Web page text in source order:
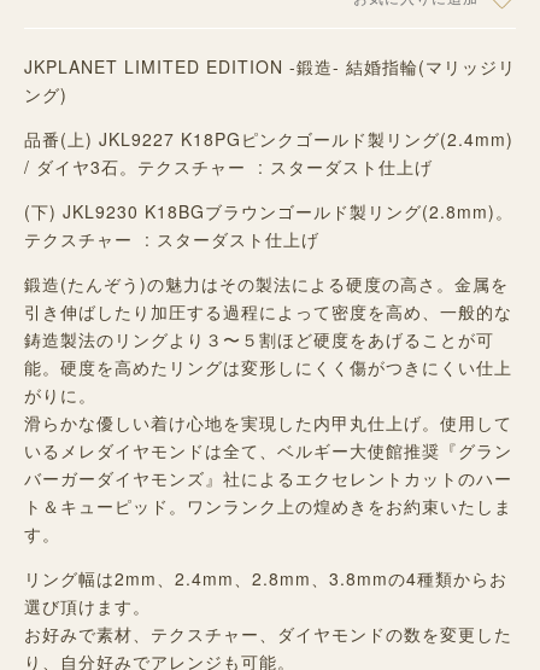
JKPLANET LIMITED EDITION -鍛造- 結婚指輪(マリッジリ
ング)
品番(上) JKL9227 K18PGピンクゴールド製リング(2.4mm)
/ ダイヤ3石。テクスチャー : スターダスト仕上げ
(下) JKL9230 K18BGブラウンゴールド製リング(2.8mm)。
テクスチャー : スターダスト仕上げ
鍛造(たんぞう)の魅力はその製法による硬度の高さ。金属を
引き伸ばしたり加圧する過程によって密度を高め、一般的な
鋳造製法のリングより３〜５割ほど硬度をあげることが可
能。硬度を高めたリングは変形しにくく傷がつきにくい仕上
がりに。
滑らかな優しい着け心地を実現した内甲丸仕上げ。使用して
いるメレダイヤモンドは全て、ベルギー大使館推奨『グラン
バーガーダイヤモンズ』社によるエクセレントカットのハー
ト＆キューピッド。ワンランク上の煌めきをお約束いたしま
す。
リング幅は2mm、2.4mm、2.8mm、3.8mmの4種類からお
選び頂けます。
お好みで素材、テクスチャー、ダイヤモンドの数を変更した
り、自分好みでアレンジも可能。